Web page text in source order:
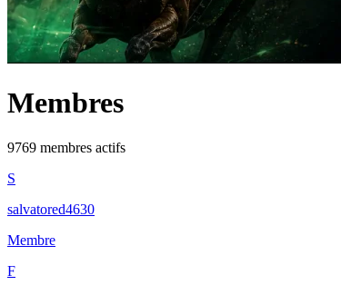
Membres
9769 membres actifs
S
salvatored4630
Membre
F